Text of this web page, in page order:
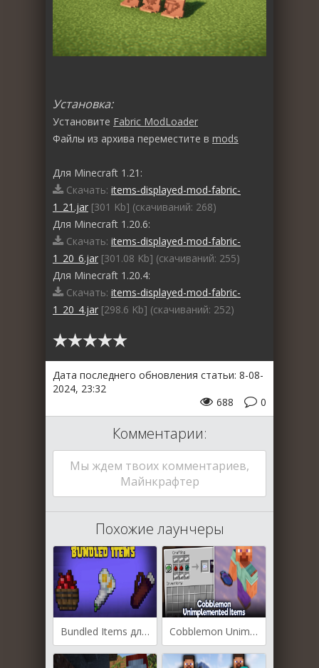
Установка:
Установите Fabric ModLoader
Файлы из архива переместите в mods
Для Minecraft 1.21:
Скачать: items-displayed-mod-fabric-
1_21.jar [301 Kb] (cкачиваний: 268)
Для Minecraft 1.20.6:
Скачать: items-displayed-mod-fabric-
1_20_6.jar [301.08 Kb] (cкачиваний: 255)
Для Minecraft 1.20.4:
Скачать: items-displayed-mod-fabric-
1_20_4.jar [298.6 Kb] (cкачиваний: 252)
Дата последнего обновления статьи: 8-08-
2024, 23:32
0
688
Комментарии:
Мы ждем твоих комментариев,
Майнкрафтер
Похожие лаунчеры
Bundled Items для Майнкрафт [1.20.4, 1.16.5] Cobblemon Unimplemented Items для Майнкрафт [1.20.1, 1.19.2]